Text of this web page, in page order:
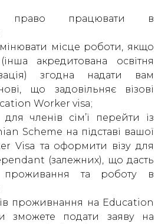
працювати в
місце роботи, якщо
акредитована освітня
згодна надати вам
що задовільняє візові
Worker visa;
членів сім’ї перейти із
Scheme на підставі вашої
Visa та оформити візу для
(залежних), що дасть
та роботу в
проживнання на Education
зможете подати заяву на